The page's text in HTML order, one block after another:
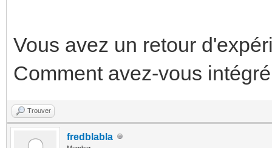
Vous avez un retour
Comment avez-vous
Trouver
fredblabla